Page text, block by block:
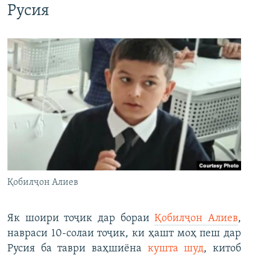
Русия
Қобилҷон Алиев
Як шоири тоҷик дар бораиҚобилҷон Алиев,
навраси 10-солаи тоҷик, ки ҳашт моҳ пеш дар
Русия ба таври ваҳшиёна кушта шуд, китоб